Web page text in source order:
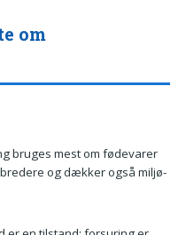
om
bruges mest om fødevarer
og dækker også miljø-